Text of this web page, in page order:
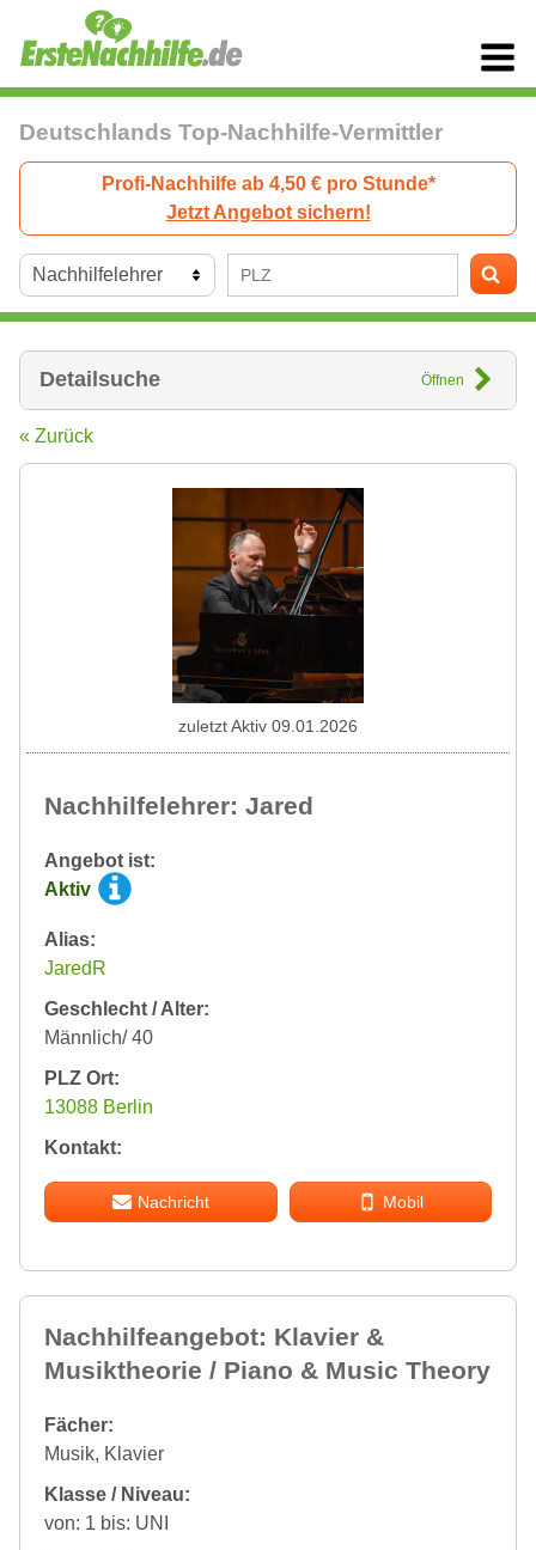
Deutschlands Top-Nachhilfe-Vermittler
Profi-Nachhilfe ab 4,50 € pro Stunde*
Jetzt Angebot sichern!
Detailsuche Öffnen
« Zurück
Nachhilfelehrer: Jared
Angebot ist:
Aktiv
Alias:
JaredR
Geschlecht / Alter:
Männlich/ 40
PLZ Ort:
13088 Berlin
Kontakt:
Nachricht Mobil
zuletzt Aktiv 09.01.2026
Nachhilfeangebot: Klavier &
Musiktheorie / Piano & Music Theory
Fächer:
Musik, Klavier
Klasse / Niveau:
von: 1 bis: UNI